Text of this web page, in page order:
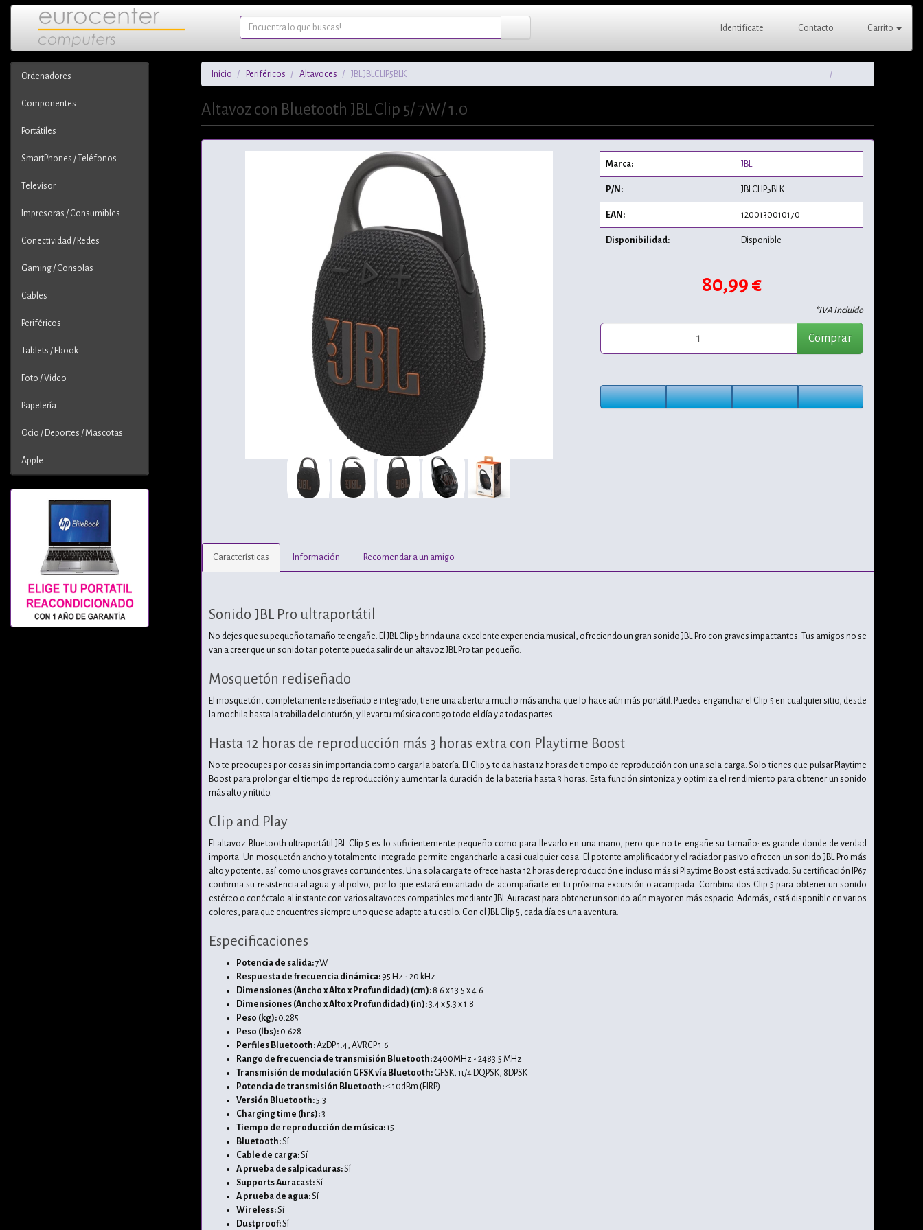
Identifícate Contacto Carrito
Ordenadores
Componentes
Portátiles
SmartPhones / Teléfonos
Televisor
Impresoras / Consumibles
Conectividad / Redes
Gaming / Consolas
Cables
Periféricos
Tablets / Ebook
Foto / Video
Papelería
Ocio / Deportes / Mascotas
Apple
Inicio Periféricos Altavoces JBL JBLCLIP5BLK
Altavoz con Bluetooth JBL Clip 5/ 7W/ 1.0
Marca: JBL
P/N: JBLCLIP5BLK
EAN: 1200130010170
Disponibilidad: Disponible
80,99 €
*IVA Incluido
Comprar
Características Información Recomendar a un amigo
Sonido JBL Pro ultraportátil
No dejes que su pequeño tamaño te engañe. El JBL Clip 5 brinda una excelente experiencia musical, ofreciendo un gran sonido JBL Pro con graves impactantes. Tus amigos no se
van a creer que un sonido tan potente pueda salir de un altavoz JBL Pro tan pequeño.
Mosquetón rediseñado
El mosquetón, completamente rediseñado e integrado, tiene una abertura mucho más ancha que lo hace aún más portátil. Puedes enganchar el Clip 5 en cualquier sitio, desde
la mochila hasta la trabilla del cinturón, y llevar tu música contigo todo el día y a todas partes.
Hasta 12 horas de reproducción más 3 horas extra con Playtime Boost
No te preocupes por cosas sin importancia como cargar la batería. El Clip 5 te da hasta 12 horas de tiempo de reproducción con una sola carga. Solo tienes que pulsar Playtime
Boost para prolongar el tiempo de reproducción y aumentar la duración de la batería hasta 3 horas. Esta función sintoniza y optimiza el rendimiento para obtener un sonido
más alto y nítido.
Clip and Play
El altavoz Bluetooth ultraportátil JBL Clip 5 es lo suficientemente pequeño como para llevarlo en una mano, pero que no te engañe su tamaño: es grande donde de verdad
importa. Un mosquetón ancho y totalmente integrado permite engancharlo a casi cualquier cosa. El potente amplificador y el radiador pasivo ofrecen un sonido JBL Pro más
alto y potente, así como unos graves contundentes. Una sola carga te ofrece hasta 12 horas de reproducción e incluso más si Playtime Boost está activado. Su certificación IP67
confirma su resistencia al agua y al polvo, por lo que estará encantado de acompañarte en tu próxima excursión o acampada. Combina dos Clip 5 para obtener un sonido
estéreo o conéctalo al instante con varios altavoces compatibles mediante JBL Auracast para obtener un sonido aún mayor en más espacio. Además, está disponible en varios
colores, para que encuentres siempre uno que se adapte a tu estilo. Con el JBL Clip 5, cada día es una aventura.
Especificaciones
Potencia de salida:7W
Respuesta de frecuencia dinámica: 95 Hz - 20 kHz
Dimensiones (Ancho x Alto x Profundidad) (cm): 8.6 x 13.5 x 4.6
Dimensiones (Ancho x Alto x Profundidad) (in):3.4 x 5.3 x 1.8
Peso (kg): 0.285
Peso (lbs): 0.628
Perfiles Bluetooth:A2DP 1.4, AVRCP 1.6
Rango de frecuencia de transmisión Bluetooth:2400MHz - 2483.5 MHz
Transmisión de modulación GFSK vía Bluetooth: GFSK, π/4 DQPSK, 8DPSK
Potencia de transmisión Bluetooth:≤ 10dBm (EIRP)
Versión Bluetooth:5.3
Charging time (hrs):3
Tiempo de reproducción de música:15
Bluetooth:Sí
Cable de carga:Sí
A prueba de salpicaduras:Sí
Supports Auracast:Sí
A prueba de agua:Sí
Wireless:Sí
Dustproof:Sí